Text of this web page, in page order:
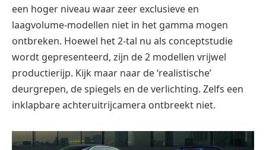
een hoger niveau waar zeer exclusieve en
laagvolume-modellen niet in het gamma mogen
ontbreken. Hoewel het 2-tal nu als conceptstudie
wordt gepresenteerd, zijn de 2 modellen vrijwel
productierijp. Kijk maar naar de ‘realistische’
deurgrepen, de spiegels en de verlichting. Zelfs een
inklapbare achteruitrijcamera ontbreekt niet.